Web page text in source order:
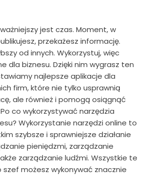
jest czas. Moment, w
przekażesz informację.
od innych. Wykorzystuj, więc
dla biznesu. Dzięki nim wygrasz ten
najlepsze aplikacje dla
firm, które nie tylko usprawnią
ale również i pomogą osiągnąć
co wykorzystywać narzędzia
Wykorzystanie narzędzi online to
szybsze i sprawniejsze działanie
pieniędzmi, zarządzanie
zarządzanie ludźmi. Wszystkie te
szef możesz wykonywać znacznie